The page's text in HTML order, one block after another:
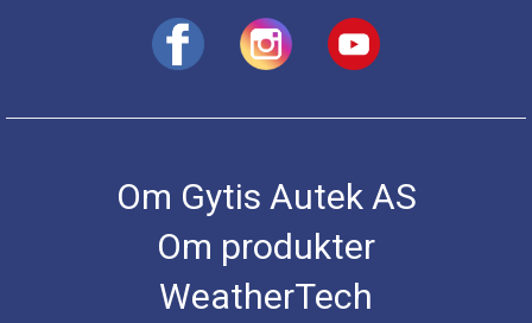
Om Gytis Autek AS
Om produkter
WeatherTech